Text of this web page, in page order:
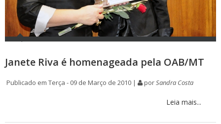
Janete Riva é homenageada pela OAB/MT
Publicado em Terça - 09 de Março de 2010 | porSandra Costa
Leia mais...